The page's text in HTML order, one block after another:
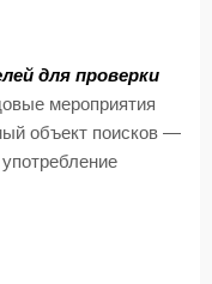
для проверки
мероприятия
объект поисков —